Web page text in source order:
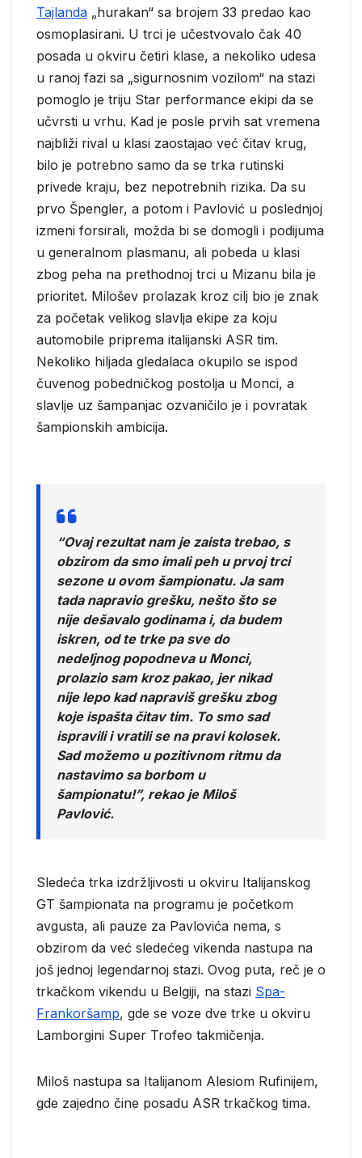
Tajlanda „hurakan“ sa brojem 33 predao kao
osmoplasirani. U trci je učestvovalo čak 40
posada u okviru četiri klase, a nekoliko udesa
u ranoj fazi sa „sigurnosnim vozilom“ na stazi
pomoglo je triju Star performance ekipi da se
učvrsti u vrhu. Kad je posle prvih sat vremena
najbliži rival u klasi zaostajao već čitav krug,
bilo je potrebno samo da se trka rutinski
privede kraju, bez nepotrebnih rizika. Da su
prvo Špengler, a potom i Pavlović u poslednjoj
izmeni forsirali, možda bi se domogli i podijuma
u generalnom plasmanu, ali pobeda u klasi
zbog peha na prethodnoj trci u Mizanu bila je
prioritet. Milošev prolazak kroz cilj bio je znak
za početak velikog slavlja ekipe za koju
automobile priprema italijanski ASR tim.
Nekoliko hiljada gledalaca okupilo se ispod
čuvenog pobedničkog postolja u Monci, a
slavlje uz šampanjac ozvaničilo je i povratak
šampionskih ambicija.
“Ovaj rezultat nam je zaista trebao, s
obzirom da smo imali peh u prvoj trci
sezone u ovom šampionatu. Ja sam
tada napravio grešku, nešto što se
nije dešavalo godinama i, da budem
iskren, od te trke pa sve do
nedeljnog popodneva u Monci,
prolazio sam kroz pakao, jer nikad
nije lepo kad napraviš grešku zbog
koje ispašta čitav tim. To smo sad
ispravili i vratili se na pravi kolosek.
Sad možemo u pozitivnom ritmu da
nastavimo sa borbom u
šampionatu!”, rekao je Miloš
Pavlović.
Sledeća trka izdržljivosti u okviru Italijanskog
GT šampionata na programu je početkom
avgusta, ali pauze za Pavlovića nema, s
obzirom da već sledećeg vikenda nastupa na
još jednoj legendarnoj stazi. Ovog puta, reč je o
trkačkom vikendu u Belgiji, na stazi Spa-
Frankoršamp, gde se voze dve trke u okviru
Lamborgini Super Trofeo takmičenja.
Miloš nastupa sa Italijanom Alesiom Rufinijem,
gde zajedno čine posadu ASR trkačkog tima.